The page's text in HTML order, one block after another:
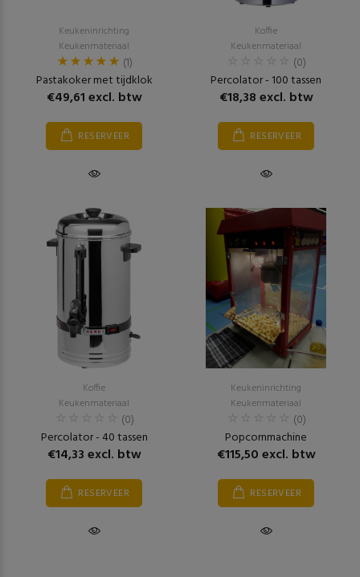
Keukeninrichting
Keukenmateriaal
(1)
Pastakoker met tijdklok
€49,61 excl. btw
RESERVEER
Koffie
Keukenmateriaal
(0)
Percolator - 100 tassen
€18,38 excl. btw
RESERVEER
Koffie
Keukenmateriaal
(0)
Percolator - 40 tassen
€14,33 excl. btw
RESERVEER
Keukeninrichting
Keukenmateriaal
(0)
Popcornmachine
€115,50 excl. btw
RESERVEER